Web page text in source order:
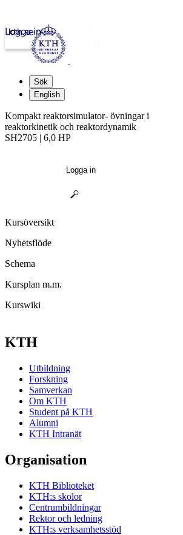
kth.se
Logga in
Sök
English
Kompakt reaktorsimulator- övningar i
reaktorkinetik och reaktordynamik
SH2705 | 6,0 HP
Logga in
Kursöversikt
Nyhetsflöde
Schema
Kursplan m.m.
Kurswiki
KTH
Utbildning
Forskning
Samverkan
Om KTH
Student på KTH
Alumni
KTH Intranät
Organisation
KTH Biblioteket
KTH:s skolor
Centrumbildningar
Rektor och ledning
KTH:s verksamhetsstöd